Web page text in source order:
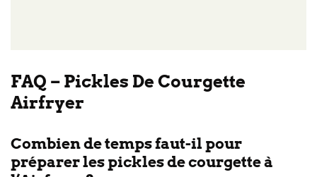
FAQ – Pickles De Courgette
Airfryer
Combien de temps faut-il pour
préparer les pickles de courgette à